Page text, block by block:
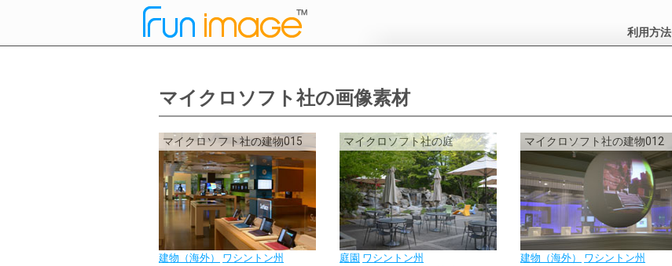
利用方法
マイクロソフト社の画像素材
マイクロソフト社の建物015
建物（海外）
ワシントン州
マイクロソフト社の庭
庭園 ワシントン州
マイクロソフト社の建物012
建物（海外）
ワシントン州